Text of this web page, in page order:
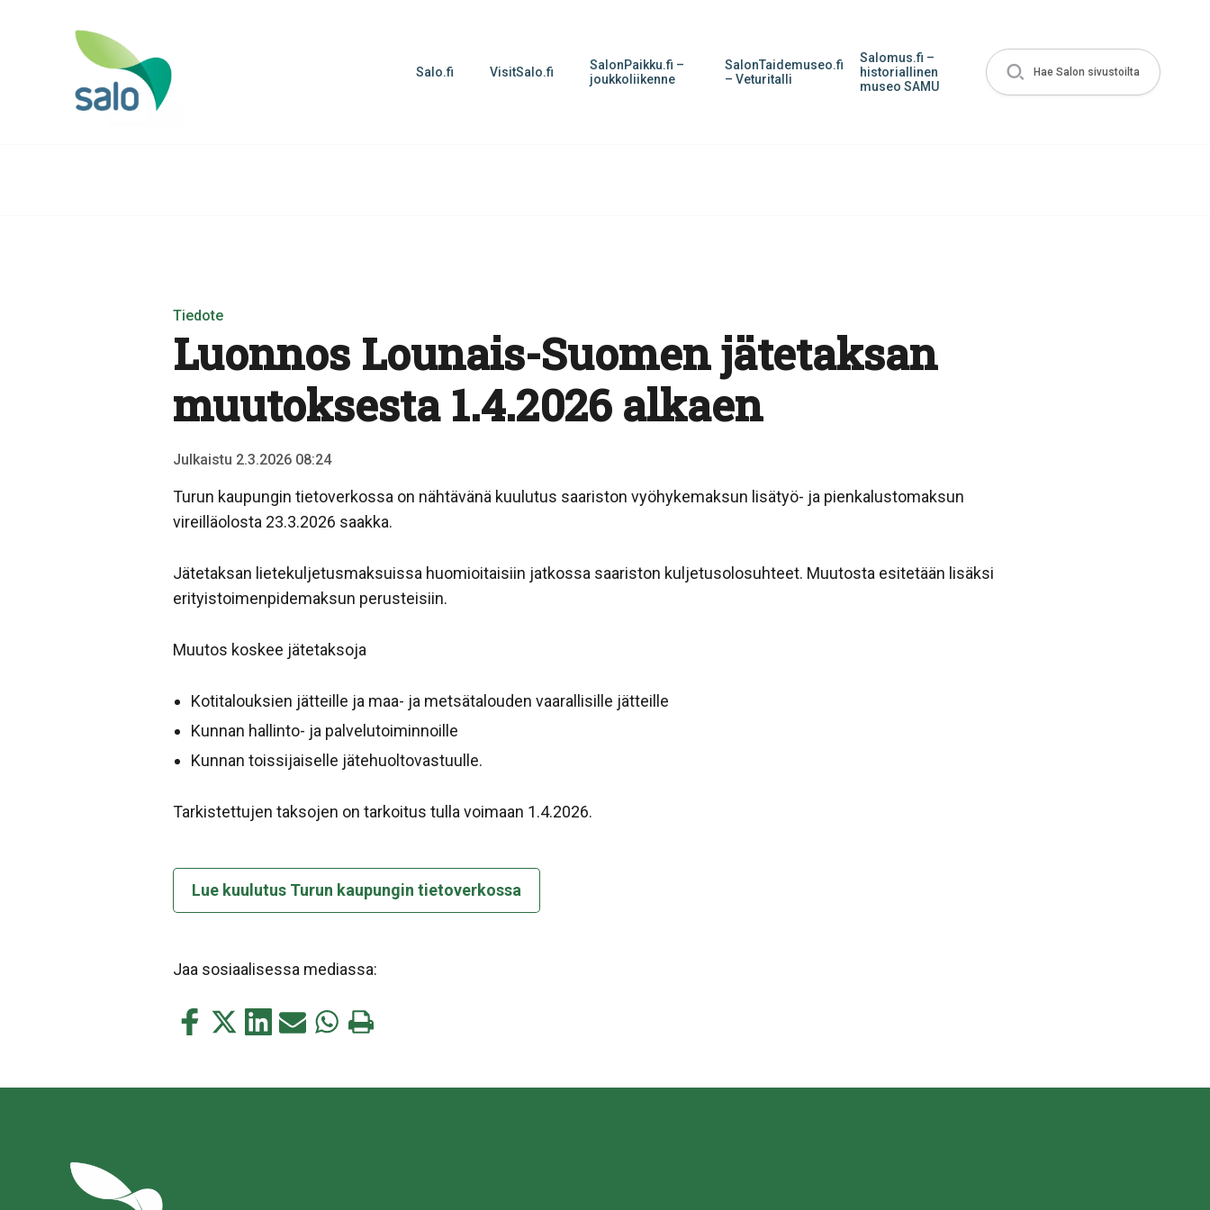
Salo.fi VisitSalo.fi
SalonPaikku.fi –
joukkoliikenne
SalonTaidemuseo.fi
– Veturitalli
Salomus.fi –
historiallinen
museo SAMU
Hae Salon sivustoilta
Tiedote
Luonnos Lounais-Suomen jätetaksan
muutoksesta 1.4.2026 alkaen
Julkaistu 2.3.2026 08:24
Turun kaupungin tietoverkossa on nähtävänä kuulutus saariston vyöhykemaksun lisätyö- ja pienkalustomaksun
vireilläolosta 23.3.2026 saakka.
Jätetaksan lietekuljetusmaksuissa huomioitaisiin jatkossa saariston kuljetusolosuhteet. Muutosta esitetään lisäksi
erityistoimenpidemaksun perusteisiin.
Muutos koskee jätetaksoja
Kotitalouksien jätteille ja maa- ja metsätalouden vaarallisille jätteille
Kunnan hallinto- ja palvelutoiminnoille
Kunnan toissijaiselle jätehuoltovastuulle.
Tarkistettujen taksojen on tarkoitus tulla voimaan 1.4.2026.
Lue kuulutus Turun kaupungin tietoverkossa
Jaa sosiaalisessa mediassa:
Jaa
Jaa
Jaa Jaa Jaa Tulosta